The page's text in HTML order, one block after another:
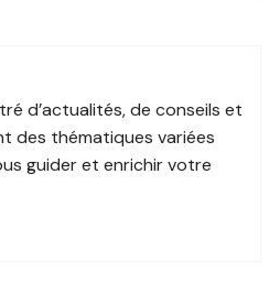
d’actualités, de conseils et
des thématiques variées
guider etenrichir votre